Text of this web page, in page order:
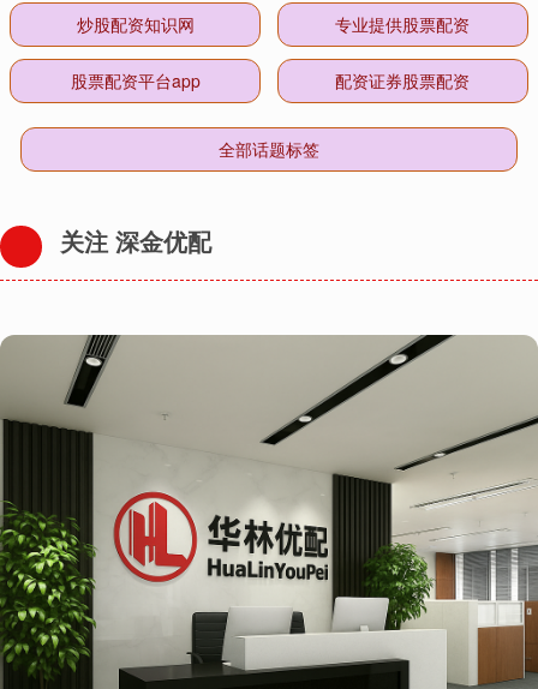
炒股配资知识网 专业提供股票配资
股票配资平台app 配资证券股票配资
全部话题标签
关注 深金优配